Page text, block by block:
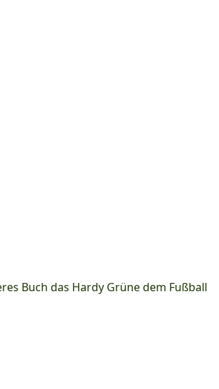
Buch das Hardy Grüne dem Fußball